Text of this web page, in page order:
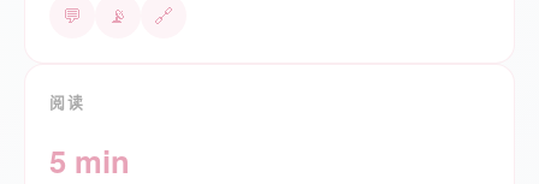
💬 📡 🔗
阅读
5 min